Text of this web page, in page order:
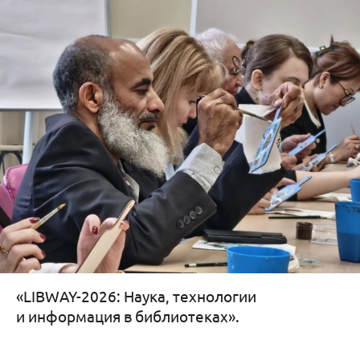
«LIBWAY-2026: Наука, технологии
и информация в библиотеках».